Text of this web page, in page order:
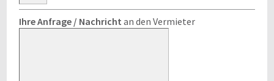
Ihre Anfrage / Nachricht an den Vermieter